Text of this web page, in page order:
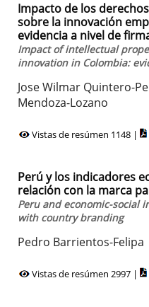
Impacto de los
sobre la innovación
evidencia a nivel de
Impact of intellectual
innovation in Colombia:
Jose Wilmar Quintero-
Mendoza-Lozano
Vistas de resúmen 1148 |
Perú y los indicadores
relación con la marca
Peru and economic-social
with country branding
Pedro Barrientos-Felipa
Vistas de resúmen 2997 |